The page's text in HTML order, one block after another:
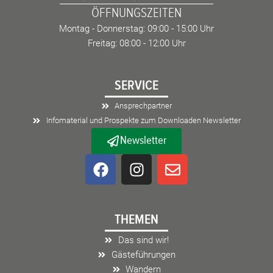
ÖFFNUNGSZEITEN
Montag - Donnerstag: 09:00 - 15:00 Uhr
Freitag: 08:00 - 12:00 Uhr
SERVICE
Ansprechpartner
Infomaterial und Prospekte zum Downloaden Newsletter
Newsletter
F
a
o
o
I
n
a
g
r
a
E
n
p
THEMEN
Das sind wir!
Gästeführungen
Wandern